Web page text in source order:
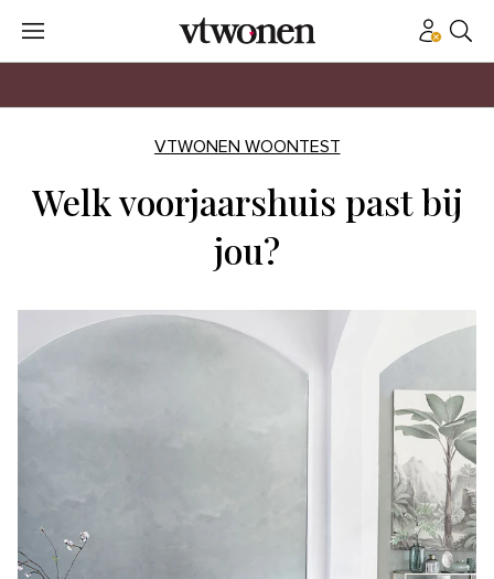
VTWONEN WOONTEST
Welk voorjaarshuis past bij
jou?